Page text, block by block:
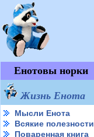
Енотовы норки
Жизнь Енота
Мысли Енота
Всякие полезности
Поваренная книга